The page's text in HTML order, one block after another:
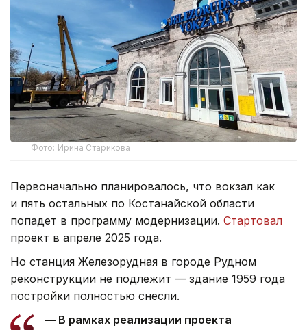
Фото: Ирина Старикова
Первоначально планировалось, что вокзал как
и пять остальных по Костанайской области
попадет в программу модернизации. Стартовал
проект в апреле 2025 года.
Но станция Железорудная в городе Рудном
реконструкции не подлежит — здание 1959 года
постройки полностью снесли.
— В рамках реализации проекта